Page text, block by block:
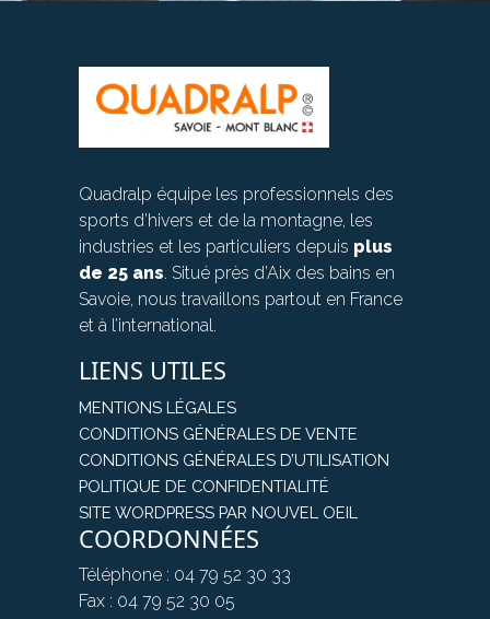
Quadralp équipe les professionnels des
sports d’hivers et de la montagne, les
industries et les particuliers depuis plus
de 25 ans. Situé près d’Aix des bains en
Savoie, nous travaillons partout en France
et à l’international.
LIENS UTILES
MENTIONS LÉGALES
CONDITIONS GÉNÉRALES DE VENTE
CONDITIONS GÉNÉRALES D’UTILISATION
POLITIQUE DE CONFIDENTIALITÉ
SITE WORDPRESS PAR NOUVEL OEIL
COORDONNÉES
Téléphone : 04 79 52 30 33
Fax : 04 79 52 30 05